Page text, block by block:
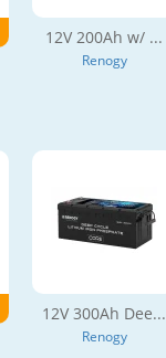
12V 200Ah w/ ...
Renogy
12V 300Ah Dee...
Renogy